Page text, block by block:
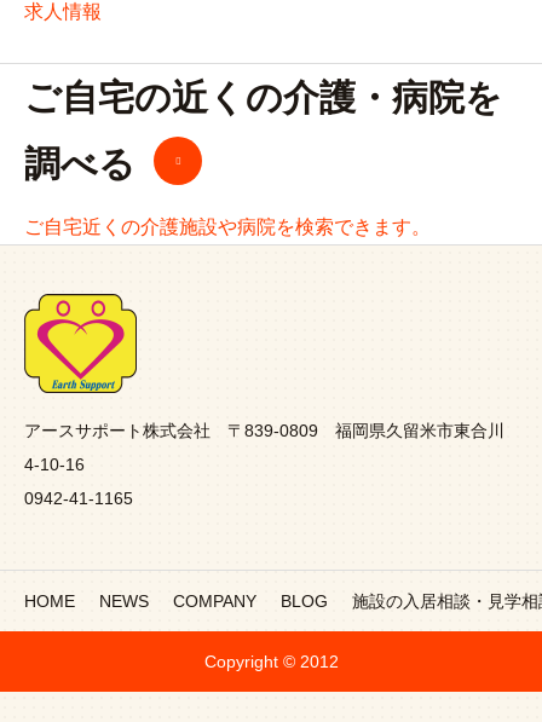
求人情報
ご自宅の近くの介護・病院を
調べる
ご自宅近くの介護施設や病院を検索できます。
アースサポート株式会社 〒839-0809 福岡県久留米市東合川
4-10-16
0942-41-1165
HOME NEWS COMPANY BLOG 施設の入居相談・見学相
Copyright © 2012